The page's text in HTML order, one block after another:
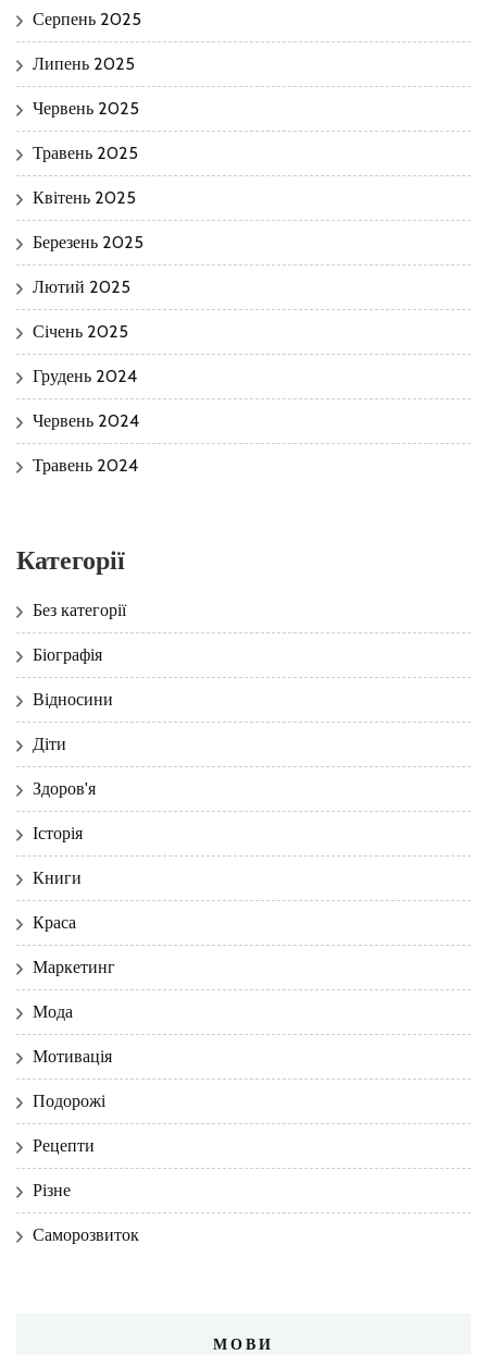
Серпень 2025
Липень 2025
Червень 2025
Травень 2025
Квітень 2025
Березень 2025
Лютий 2025
Січень 2025
Грудень 2024
Червень 2024
Травень 2024
Категорії
Без категорії
Біографія
Відносини
Діти
Здоров'я
Історія
Книги
Краса
Маркетинг
Мода
Мотивація
Подорожі
Рецепти
Різне
Саморозвиток
МОВИ